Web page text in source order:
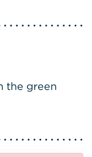
the green